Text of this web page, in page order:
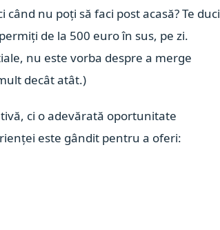
nu poți să faci post acasă? Te duci
de la 500 euro în sus, pe zi.
nu este vorba despre a merge
decât atât.)
ci o adevărată oportunitate
este gândit pentru a oferi: